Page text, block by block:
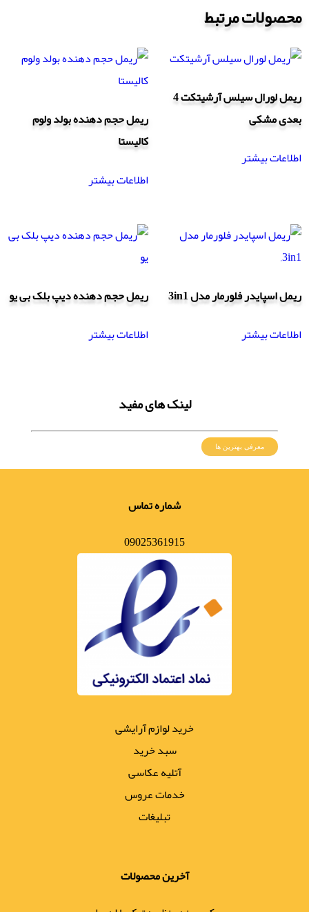
محصولات مرتبط
ریمل لورال سیلس آرشیتکت 4
بعدی مشکی
اطلاعات بیشتر
ریمل حجم دهنده بولد ولوم
کالیستا
اطلاعات بیشتر
ریمل اسپایدر فلورمار مدل 3in1
اطلاعات بیشتر
ریمل حجم دهنده دیپ بلک بی یو
اطلاعات بیشتر
لینک های مفید
معرفی بهترین ها
شماره تماس
09025361915
خرید لوازم آرایشی
سبد خرید
آتلیه عکاسی
خدمات عروس
تبلیغات
آخرین محصولات